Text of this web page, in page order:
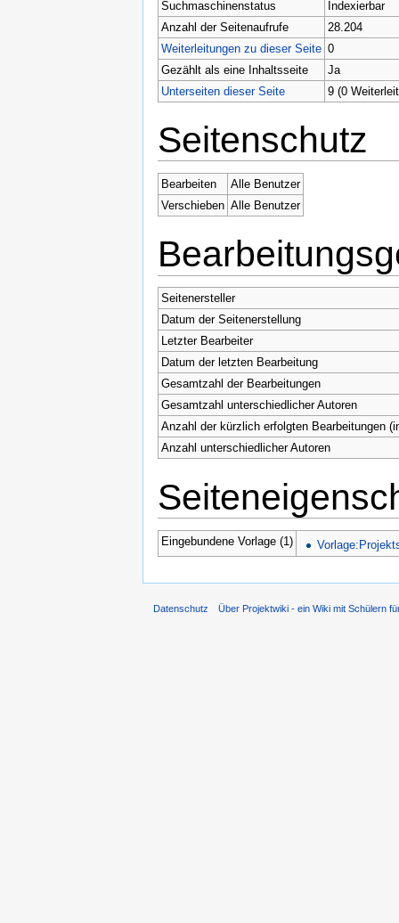
Suchmaschinenstatus
Indexierbar
Anzahl der Seitenaufrufe
28.204
Weiterleitungen zu dieser Seite 0
Gezählt als eine Inhaltsseite
Ja
Unterseiten dieser Seite
9 (0
Seitenschutz
Bearbeiten
Alle Benutzer
Verschieben Alle Benutzer
Seitenersteller
Datum der Seitenerstellung
Letzter Bearbeiter
Datum der letzten Bearbeitung
Gesamtzahl der Bearbeitungen
Gesamtzahl unterschiedlicher Autoren
Anzahl der kürzlich erfolgten Bearbeitungen
Anzahl unterschiedlicher Autoren
Eingebundene Vorlage (1)
Datenschutz Über Projektwiki - ein Wiki mit Schülern